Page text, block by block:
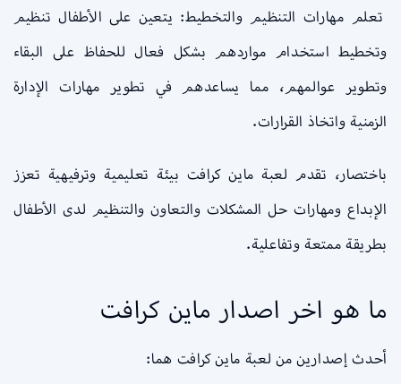
تعلم مهارات التنظيم والتخطيط: يتعين على الأطفال تنظيم
وتخطيط استخدام مواردهم بشكل فعال للحفاظ على البقاء
وتطوير عوالمهم، مما يساعدهم في تطوير مهارات الإدارة
الزمنية واتخاذ القرارات.
باختصار، تقدم لعبة ماين كرافت بيئة تعليمية وترفيهية تعزز
الإبداع ومهارات حل المشكلات والتعاون والتنظيم لدى الأطفال
بطريقة ممتعة وتفاعلية.
ما هو اخر اصدار ماين كرافت
أحدث إصدارين من لعبة ماين كرافت هما: